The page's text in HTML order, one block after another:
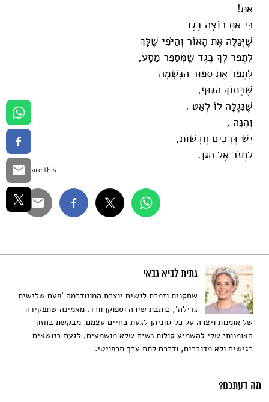
אַתְּ!
כִּי אַתְּ רוֹצָה בֶּגֶד
שֶׁיְּגַלֶּה אֶת הָאוֹר וְהַיֹּפִי שֶׁלָּךְ
לִתְפֹּר לְךָ בֶּגֶד שֶׁמְּסַפֵּר מַסָּע,
לִתְפֹּר אֶת סִפּוּר הַנְּשָׁמָה
שֶׁבְּתוֹךְ הַגּוּף,
שֶׁנִּגְלָה לוֹ לְאַט .
וְהִנֵּה ,
יֵשׁ דְּרָכִים חֲדָשׁוֹת,
לַחֲזֹר אֶל הַגַּן.
Share this...
גתית לביא גבאי
שחקנית וזמרת לנשים יוצרת המונודרמה 'פעם שלישית
גדילה', כותבת שירה וספוקן וורד. מאמינה שתפקידה
של אומנות ויצרה על כל גווניהן לגעת בחיים עצמם. מבקשת בחזון
האומנותי שלי להשמיע קולות נשים שלא מושמעים, לגעת בנושאים
רגישים ולא מדוברים, ודרכם לתת ערך תרפויטי.
מה דעתכם?